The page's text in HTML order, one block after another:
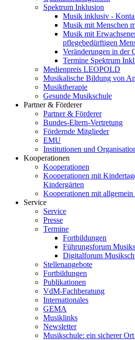
Spektrum Inklusion
Musik inklusiv -
Musik mit Menschen
Musik mit
pflegebedürftigen
Veränderungen in der
Termine Spektrum
Medienpreis LEOPOLD
Musikalische Bildung von
Musiktherapie
Gesunde Musikschule
Partner & Förderer
Partner & Förderer
Bundes-Eltern-Vertretung
Fördernde Mitglieder
EMU
Institutionen und
Kooperationen
Kooperationen
Kooperationen mit
Kindergärten
Kooperationen mit allgemein
Service
Service
Presse
Termine
Fortbildungen
Führungsforum
Digitalforum
Stellenangebote
Fortbildungen
Publikationen
VdM-Fachberatung
Internationales
GEMA
Musiklinks
Newsletter
Musikschule: ein sicherer